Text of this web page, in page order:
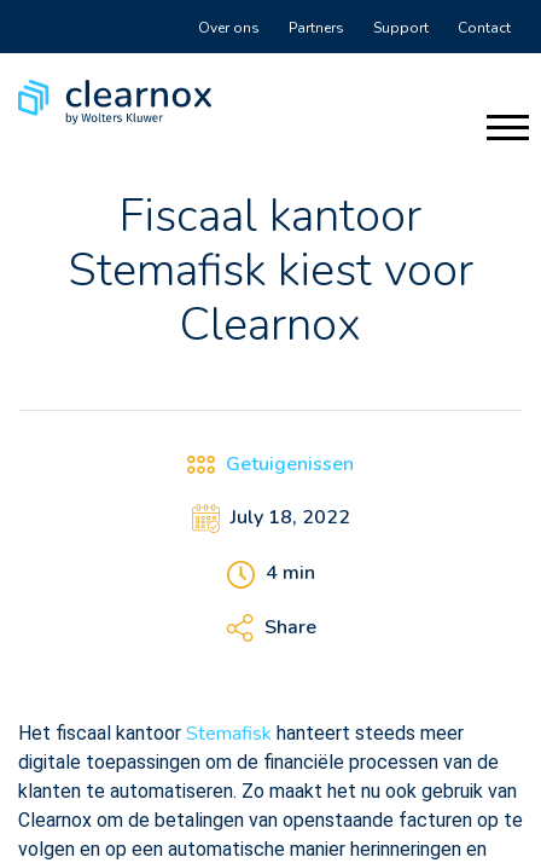
Over ons Partners Support Contact
Fiscaal kantoor
Stemafisk kiest voor
Clearnox
Getuigenissen
July 18, 2022
4min
Share
Het fiscaal kantoor Stemafisk hanteert steeds meer
digitale toepassingen om de financiële processen van de
klanten te automatiseren. Zo maakt het nu ook gebruik van
Clearnox om de betalingen van openstaande facturen op te
volgen en op een automatische manier herinneringen en